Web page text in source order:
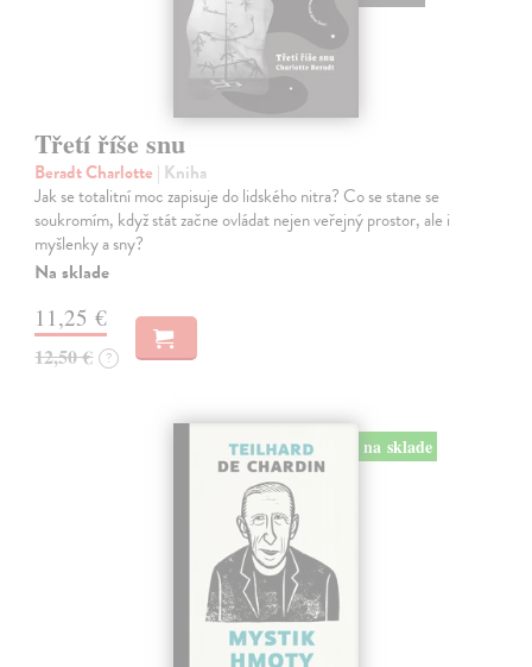
Třetí říše snu
Beradt Charlotte | Kniha
Jak se totalitní moc zapisuje do lidského nitra? Co se stane se
soukromím, když stát začne ovládat nejen veřejný prostor, ale i
myšlenky a sny?
Na sklade
11,25 €
12,50 € ?
na sklade